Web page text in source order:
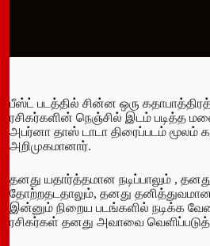
பீஸ்ட் படத்தில் சின்ன ஒரு
ரசிகர்களின் நெஞ்சில் இடம் படித்த
அபர்னா தாஸ் டாடா திரைப்படம் மூலம்
அறிமுகமானார்.
தனது யதார்த்தமான நடிப்பாலும் ,
தோற்றதடதாலும், தனது தனித்துவமான
இன்னும் நிறைய படங்களில் நடிக்க
ரசிகர்கள் தனது அவாவை